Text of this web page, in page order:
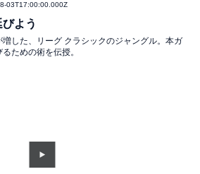
03T17:00:00.000Z
よう
した、リーグ クラシックのジャングル。本ガ
ための術を伝授。